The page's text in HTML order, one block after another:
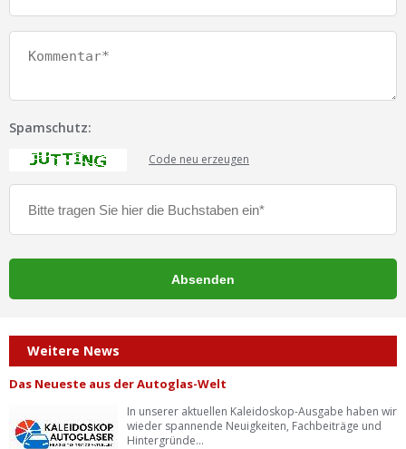
Spamschutz:
Code neu erzeugen
Weitere News
Das Neueste aus der Autoglas-Welt
In unserer aktuellen Kaleidoskop-Ausgabe haben wir
wieder spannende Neuigkeiten, Fachbeiträge und
Hintergründe...